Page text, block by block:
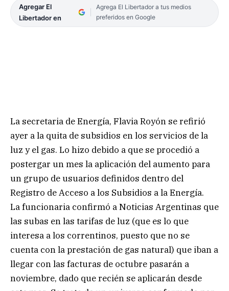
Agregar El
Libertador en
Agrega El Libertador a tus medios
preferidos en Google
La secretaria de Energía, Flavia Royón se refirió
ayer a la quita de subsidios en los servicios de la
luz y el gas. Lo hizo debido a que se procedió a
postergar un mes la aplicación del aumento para
un grupo de usuarios definidos dentro del
Registro de Acceso a los Subsidios a la Energía.
La funcionaria confirmó a Noticias Argentinas que
las subas en las tarifas de luz (que es lo que
interesa a los correntinos, puesto que no se
cuenta con la prestación de gas natural) que iban a
llegar con las facturas de octubre pasarán a
noviembre, dado que recién se aplicarán desde